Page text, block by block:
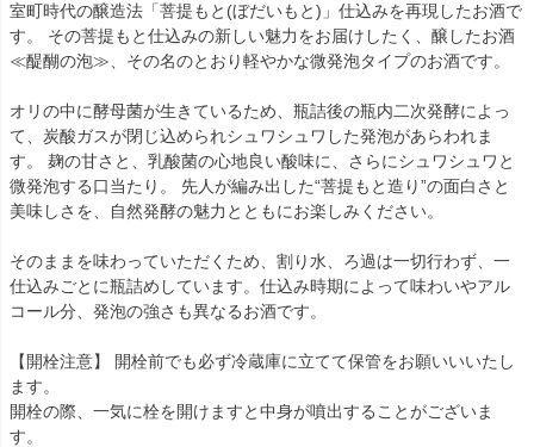
室町時代の醸造法「菩提もと(ぼだいもと)」仕込みを再現したお酒で
す。 その菩提もと仕込みの新しい魅力をお届けしたく、醸したお酒
≪醍醐の泡≫、その名のとおり軽やかな微発泡タイプのお酒です。
オリの中に酵母菌が生きているため、瓶詰後の瓶内二次発酵によっ
て、炭酸ガスが閉じ込められシュワシュワした発泡があらわれま
す。 麹の甘さと、乳酸菌の心地良い酸味に、さらにシュワシュワと
微発泡する口当たり。 先人が編み出した“菩提もと造り”の面白さと
美味しさを、自然発酵の魅力とともにお楽しみください。
そのままを味わっていただくため、割り水、ろ過は一切行わず、一
仕込みごとに瓶詰めしています。仕込み時期によって味わいやアル
コール分、発泡の強さも異なるお酒です。
【開栓注意】 開栓前でも必ず冷蔵庫に立てて保管をお願いいいたし
ます。
開栓の際、一気に栓を開けますと中身が噴出することがございま
す。